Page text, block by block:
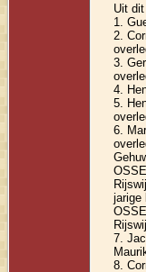
Uit
1.
2.
3.
4.
5.
6.
jarige
7.
8.